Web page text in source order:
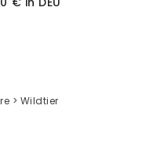
> Wildtier